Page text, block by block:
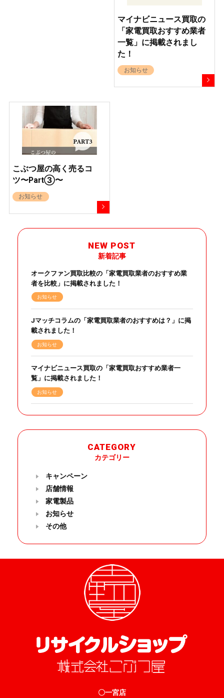
マイナビニュース買取の
「家電買取おすすめ業者
一覧」に掲載されまし
た！
お知らせ
こぶつ屋の高く売るコ
ツ〜Part③〜
お知らせ
NEW POST
新着記事
オークファン買取比較の「家電買取業者のおすすめ業
者を比較」に掲載されました！
お知らせ
Jマッチコラムの「家電買取業者のおすすめは？」に掲
載されました！
お知らせ
マイナビニュース買取の「家電買取おすすめ業者一
覧」に掲載されました！
お知らせ
CATEGORY
カテゴリー
キャンペーン
店舗情報
家電製品
お知らせ
その他
〇一宮店